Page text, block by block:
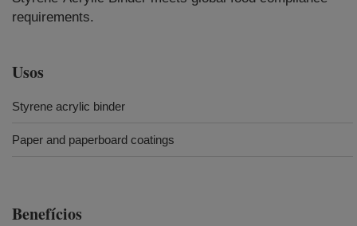
requirements.
Usos
Styrene acrylic binder
Paper and paperboard coatings
Benefícios